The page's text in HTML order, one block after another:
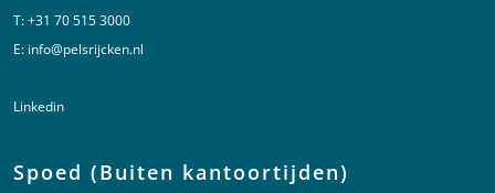
T:+31 70 515 3000
E: info@pelsrijcken.nl
Linkedin
Spoed (Buiten kantoortijden)